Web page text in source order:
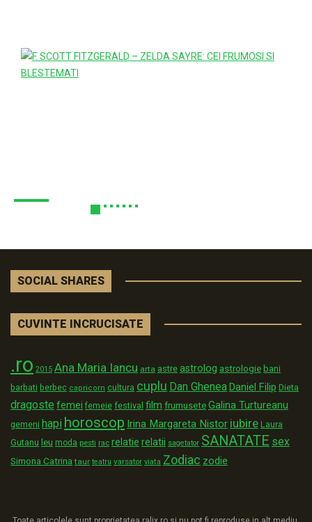
SOCIAL SHARES
CUVINTE INCRUCISATE
.ro 2015 Ana Maria Iancu arta astre astrolog astrologie bani
barbati berbec capricorn cultura cuplu Dan GheneaDaniel Filip Dieta
dragoste femei femeie festival film frumusete Galina Turtureanu
gemeni hapi horoscop Irina Margareta Nistor iubire Laura
Gutanu leu moda pesti rac relatie relatii sagetator SANATATE sex
Simona Catrina taur teatru varsator viata Zodiac zodie